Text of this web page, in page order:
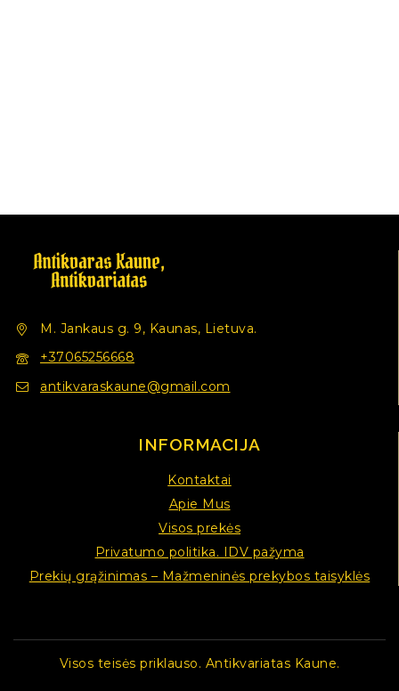
M. Jankaus g. 9, Kaunas, Lietuva.
+37065256668
antikvaraskaune@gmail.com
INFORMACIJA
Kontaktai
Apie Mus
Visos prekės
Privatumo politika. IDV pažyma
Prekių grąžinimas – Mažmeninės prekybos taisyklės
Visos teisės priklauso. Antikvariatas Kaune.